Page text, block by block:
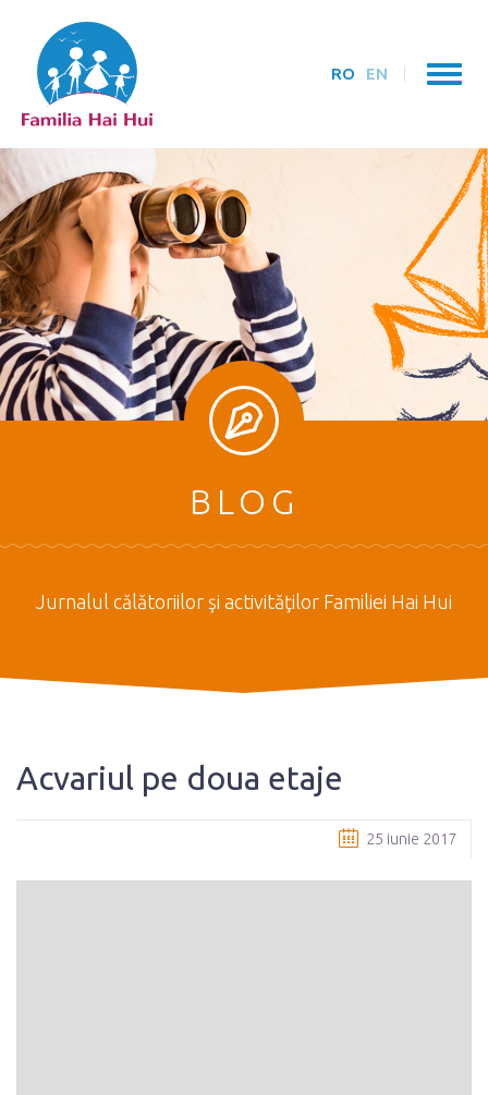
RO EN
BLOG
Jurnalul călătoriilor şi activităţilor Familiei Hai Hui
Acvariul pe doua etaje
25 iunie 2017